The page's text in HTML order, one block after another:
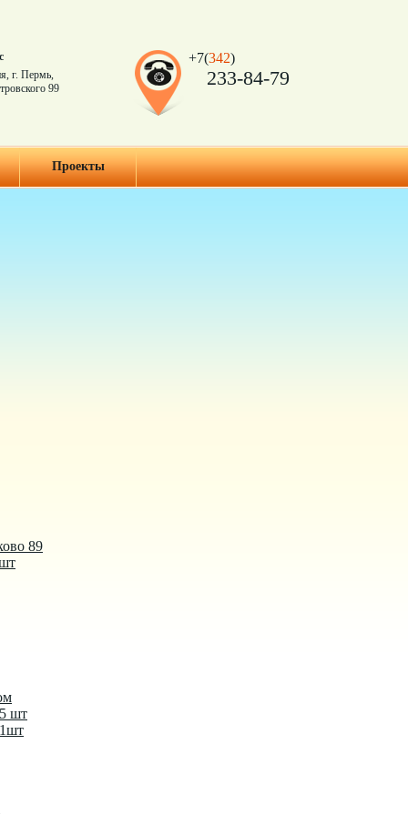
г. Пермь,
99
+7(342)
233-84-79
Проекты
89
шт